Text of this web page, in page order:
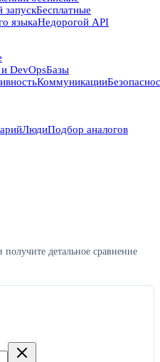
запускБесплатные
языкаНедорогой API
DevOpsБазы
Коммуникации
ЛюдиПодбор аналогов
детальное сравнение